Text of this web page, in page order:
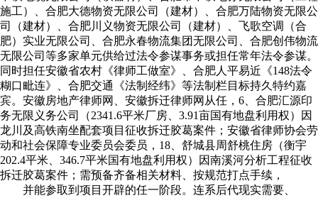
施工）、合肥大德物资无限公司（建材）、合肥万陆物资无限公
司（建材）、合肥川义物资无限公司（建材）、飞歌空调（合
肥）实业无限公司、合肥永春物流集团无限公司、合肥创伟物流
无限公司等多家单元供给过法令参谋事务或担任常年法令参谋。
同时担任安徽省农村《律师工做室》、合肥人平易近《148法令
糊口毗连》、合肥交通《法制经纬》等法制栏目标持久特约嘉
宾。安徽房地产律师网、安徽拆迁律师网从任，6、合肥汇源印
务无限义务公司（2341.6平米厂房、3.91亩国有地盘利用权）因
龙川及高铁南坐配套项目征收拆迁胶葛案件；安徽省律师协会劳
动和社会保障专业委员会委员，18、舒城县周舒桃住房（衡宇
202.4平米、346.7平米国有地盘利用权）因南溪河分析工程征收
拆迁胶葛案件；需预备齐备相关材料、按规范打点手续，
并能参取到项目开辟的任一阶段。连系后代现实需要、